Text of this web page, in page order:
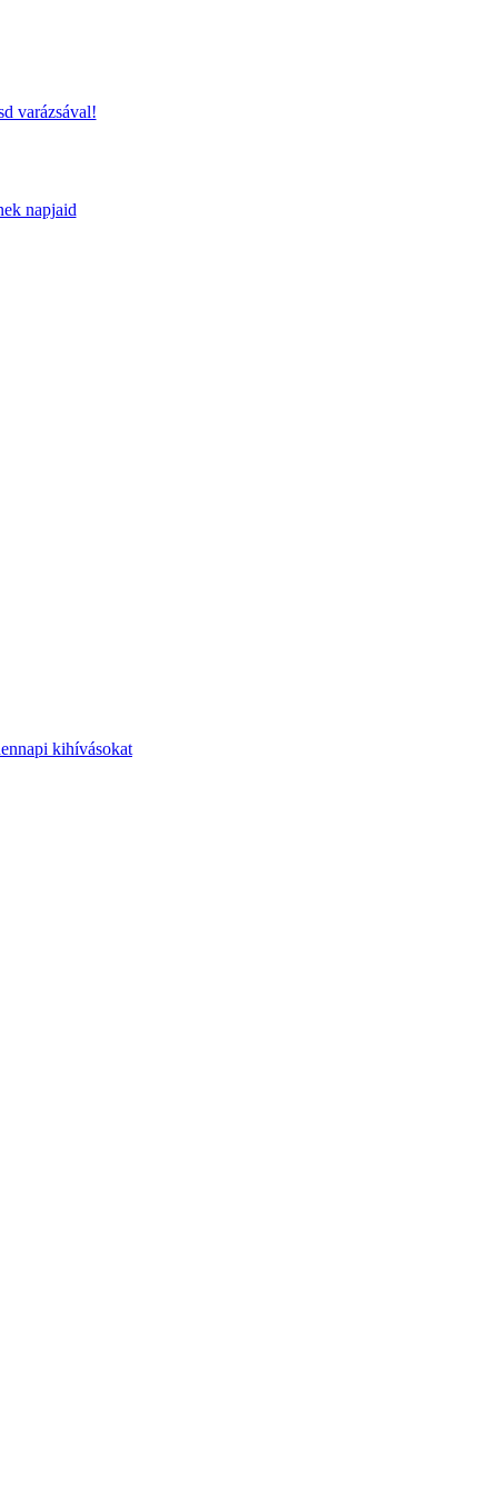
varázsával!
napjaid
kihívásokat